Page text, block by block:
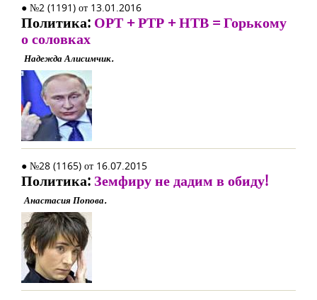
● №2 (1191) от 13.01.2016
Политика: ОРТ + РТР + НТВ = Горькому
о соловках
Надежда Алисимчик.
● №28 (1165) от 16.07.2015
Политика: Земфиру не дадим в обиду!
Анастасия Попова.